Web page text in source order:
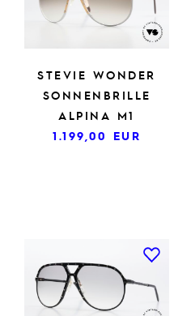
STEVIE WONDER
SONNENBRILLE
ALPINA M1
1.199,00 EUR